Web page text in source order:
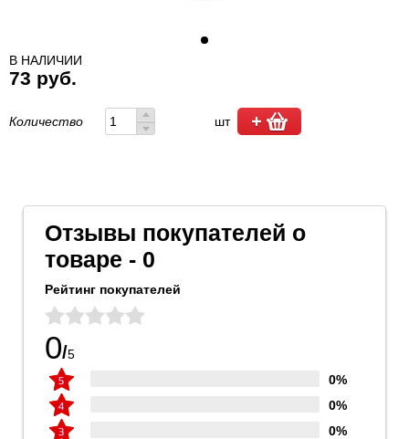
В НАЛИЧИИ
73 руб.
Количество шт
Отзывы покупателей о
товаре - 0
Рейтинг покупателей
0/5
0%
0%
0%